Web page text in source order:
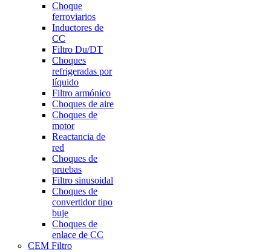
Choque
ferroviarios
Inductores de
CC
Filtro Du/DT
Choques
refrigeradas por
líquido
Filtro armónico
Choques de aire
Choques de
motor
Reactancia de
red
Choques de
pruebas
Filtro sinusoidal
Choques de
convertidor tipo
buje
Choques de
enlace de CC
CEM Filtro